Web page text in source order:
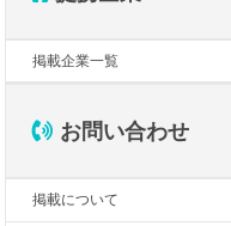
掲載企業一覧
お問い合わせ
掲載について